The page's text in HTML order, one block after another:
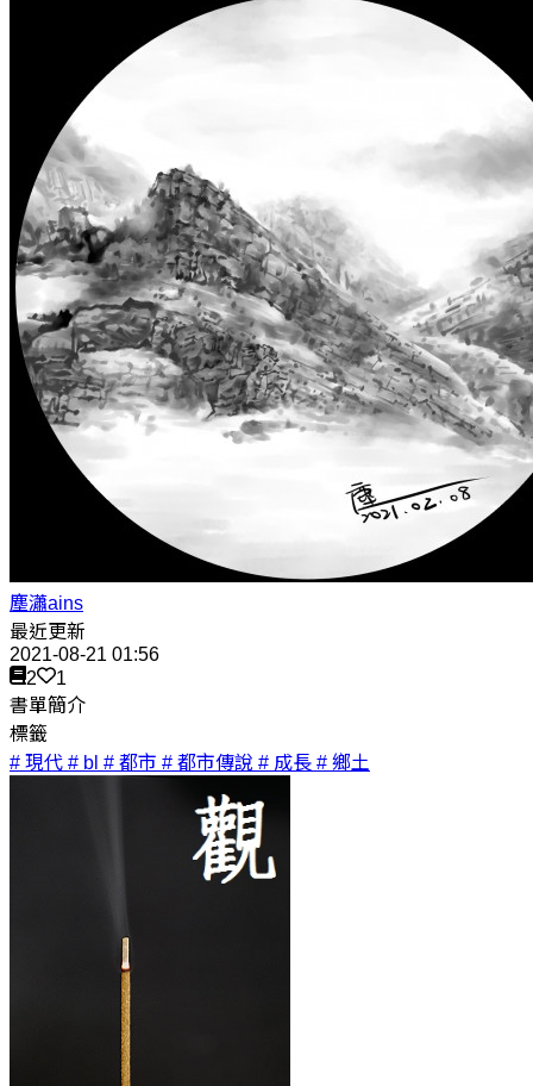
塵瀟ains
最近更新
2021-08-21 01:56
2
1
書單簡介
標籤
# 現代 # bl # 都市 # 都市傳說 # 成長 # 鄉土